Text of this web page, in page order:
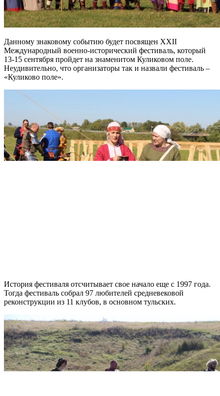
Данному знаковому событию будет посвящен XXII
Международный военно-исторический фестиваль, который
13-15 сентября пройдет на знаменитом Куликовом поле.
Неудивительно, что организаторы так и назвали фестиваль –
«Куликово поле».
История фестиваля отсчитывает свое начало еще с 1997 года.
Тогда фестиваль собрал 97 любителей средневековой
реконструкции из 11 клубов, в основном тульских.